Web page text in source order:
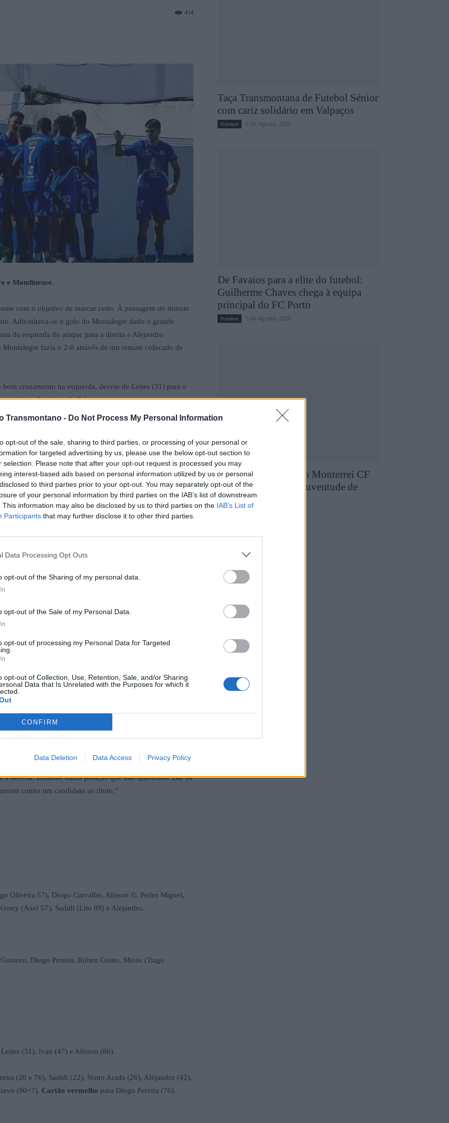
Transmontano - Do Not Process My Personal Information
opt-out of the sale, sharing to third parties, or processing of your personal or
for targeted advertising by us, please use the below opt-out section to
selection. Please note that after your opt-out request is processed you may
interest-based ads based on personal information utilized by us or personal
to third parties prior to your opt-out. You may separately opt-out of the
of your personal information by third parties on the IAB’s list of downstream
This information may also be disclosed by us to third parties on the IAB’s List of
Participants that may further disclose it to other third parties.
Data Processing Opt Outs
opt-out of the Sharing of my personal data.
opt-out of the Sale of my Personal Data.
opt-out of processing my Personal Data for Targeted
opt-out of Collection, Use, Retention, Sale, and/or Sharing
Data that Is Unrelated with the Purposes for which it
CONFIRM
Data Deletion Data Access Privacy Policy
414
e Mondinense.
com o objetivo de marcar cedo. À passagem do minuto
Adivinhava-se o golo do Montalegre dado o grande
da esquerda do ataque para a direita e Alejandro
fazia o 2-0 através de um remate colocado de
cruzamento na esquerda, desvio de Leites (31) para o
no jogo. Ao intervalo 2-1.
que, através de grande penalidade –por mão de
Portilha. Era o melhor período dos de Mondim que
marcador.
cabeceia ao primeiro poste com perigo. Depois, Ivan
a Daniel Gomes e na recarga Rúben Couto atira por
por alegada carga sobre Sadidi dentro da área. A segunda
vários atletas.
vermelho, desta feita os protestos para com a equipa
um, a turma forasteira teve maiores dificuldades em
aos 86minutos, faz o 3-2, depois de boa assistência de
(90+7) bisava, a passe de Axel, numa jogada iniciada por
já que permitiu o empate depois de estar a vencer por 2-0.
a vitória justa: “Não só pela forma como jogámos,
jogadores. Quando todos querem ajudar fica mais
injusto: “O resultado final não se ajusta àquilo que se
derrota. Estamos numa posição que não queremos. Dar os
contra um candidato ao título.”
Oliveira 57), Diogo Carvalho, Alisson ©, Pedro Miguel,
(Axel 57), Sadidi (Lito 89) e Alejandro.
Diogo Pereira, Rúben Couto, Minas (Tiago
(31), Ivan (47) e Alisson (86).
(20 e 76), Sadidi (22), Nuno Arada (26), Alejandro (42),
(90+7). Cartão vermelho para Diogo Pereira (76).
Taça Transmontana de Futebol Sénior
com cariz solidário em Valpaços
Futebol 5 de Agosto, 2026
De Favaios para a elite do futebol:
Guilherme Chaves chega à equipa
principal do FC Porto
Futebol 5 de Agosto, 2026
Bruno Silva reforça o Monterrei CF
após três épocas no Juventude de
Pedras Salgadas